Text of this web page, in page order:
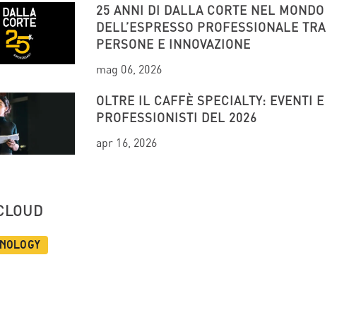
25 ANNI DI DALLA CORTE NEL MONDO
DELL’ESPRESSO PROFESSIONALE TRA
PERSONE E INNOVAZIONE
mag 06, 2026
OLTRE IL CAFFÈ SPECIALTY: EVENTI E
PROFESSIONISTI DEL 2026
apr 16, 2026